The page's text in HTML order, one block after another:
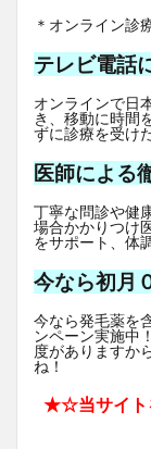
＊オンライン診
テレビ電話
オンラインで日
き、移動に時間
ずに診療を受け
医師による
丁寧な問診や健
場合かかりつけ
をサポート、体
今なら初月
今なら発毛薬を
ンペーン実施中
度がありますか
ね！
★☆当サイト